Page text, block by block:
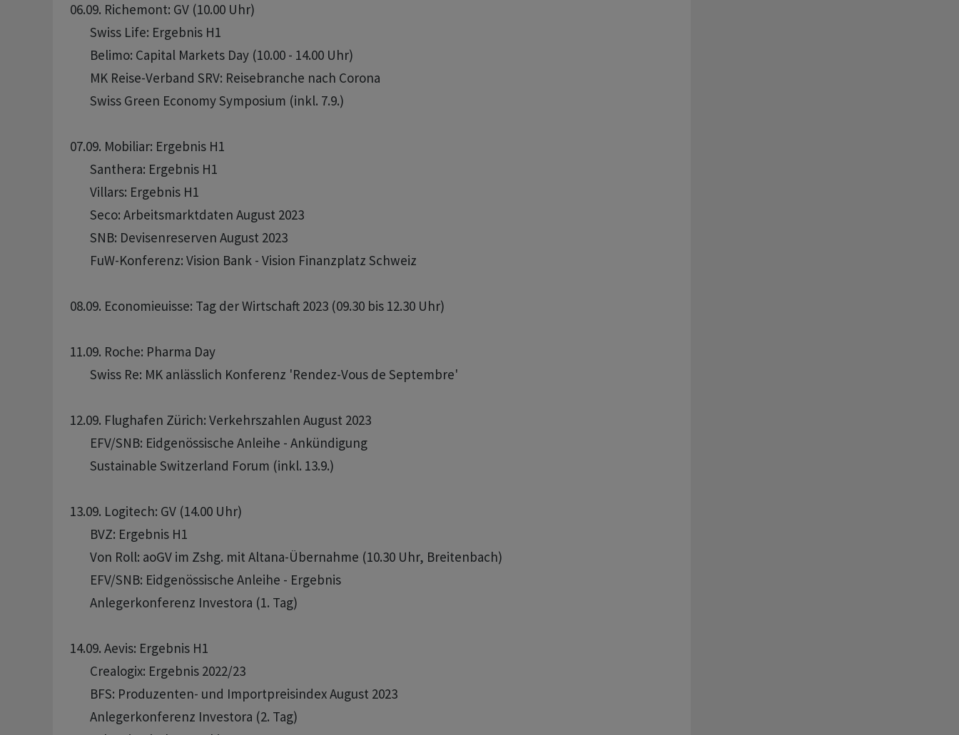
06.09. Richemont: GV (10.00 Uhr)
       Swiss Life: Ergebnis H1
       Belimo: Capital Markets Day (10.00 - 14.00 Uhr)
       MK Reise-Verband SRV: Reisebranche nach Corona
       Swiss Green Economy Symposium (inkl. 7.9.)
07.09. Mobiliar: Ergebnis H1
       Santhera: Ergebnis H1
       Villars: Ergebnis H1
       Seco: Arbeitsmarktdaten August 2023
       SNB: Devisenreserven August 2023
       FuW-Konferenz: Vision Bank - Vision Finanzplatz Schweiz
08.09. Economieuisse: Tag der Wirtschaft 2023 (09.30 bis 12.30 Uhr)
11.09. Roche: Pharma Day
       Swiss Re: MK anlässlich Konferenz 'Rendez-Vous de Septembre'
12.09. Flughafen Zürich: Verkehrszahlen August 2023
       EFV/SNB: Eidgenössische Anleihe - Ankündigung
       Sustainable Switzerland Forum (inkl. 13.9.)
13.09. Logitech: GV (14.00 Uhr)
       BVZ: Ergebnis H1
       Von Roll: aoGV im Zshg. mit Altana-Übernahme (10.30 Uhr, Breitenbach)
       EFV/SNB: Eidgenössische Anleihe - Ergebnis
       Anlegerkonferenz Investora (1. Tag)
14.09. Aevis: Ergebnis H1
       Crealogix: Ergebnis 2022/23
       BFS: Produzenten- und Importpreisindex August 2023
       Anlegerkonferenz Investora (2. Tag)